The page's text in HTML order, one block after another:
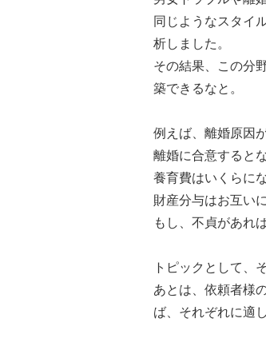
同じようなスタイ
析しました。
その結果、この分
築できるなと。
例えば、離婚原因
離婚に合意すると
養育費はいくらに
財産分与はお互い
もし、不貞があれ
トピックとして、
あとは、依頼者様
ば、それぞれに適